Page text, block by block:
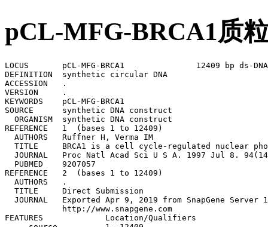
pCL-MFG-BRCA1质
LOCUS       pCL-MFG-BRCA1               12409 bp ds-DNA     circular SYN 09-APR-2019
DEFINITION  synthetic circular DNA
ACCESSION   .
VERSION     .
KEYWORDS    pCL-MFG-BRCA1
SOURCE      synthetic DNA construct
  ORGANISM  synthetic DNA construct
REFERENCE   1  (bases 1 to 12409)
  AUTHORS   Ruffner H, Verma IM
  TITLE     BRCA1 is a cell cycle-regulated nuclear phosphoprotein.
  JOURNAL   Proc Natl Acad Sci U S A. 1997 Jul 8. 94(14):7138-43.
  PUBMED    9207057
REFERENCE   2  (bases 1 to 12409)
  AUTHORS   .
  TITLE     Direct Submission
  JOURNAL   Exported Apr 9, 2019 from SnapGene Server 1.1.58
            http://www.snapgene.com
FEATURES             Location/Qualifiers
     source          1..12409
                     /organism="synthetic DNA construct"
                     /mol_type="other DNA"
     enhancer        1..380
                     /label=CMV enhancer
                     /note="human cytomegalovirus immediate early enhancer"
     promoter        381..584
                     /label=CMV promoter
                     /note="human cytomegalovirus (CMV) immediate early 
                     promoter"
     primer_bind     535..555
                     /label=CMV-F
                     /note="Human CMV immediate early promoter, forward primer"
     misc_feature    823..1180
                     /label=MMLV Psi
                     /note="packaging signal of Moloney murine leukemia virus 
                     (MMLV)"
     CDS             1245..1661
                     /label=gag (truncated)
                     /note="truncated Moloney murine leukemia virus (MMLV) gag 
                     gene lacking the start codon"
     primer_bind     1591..1613
                     /label=pLXSN 5'
                     /note="Murine stem cell virus, forward primer. Also called 
                     MSCV"
     primer_bind     1629..1645
                     /label=pBABE 5'
                     /note="Psi packaging signal, forward primer for pBABE 
                     vectors"
     misc_feature    1671..2045
                     /label=pol region
                     /note="Moloney murine leukemia virus (MMLV) pol region 
                     containing the splice acceptor site"
     primer_bind     1983..1999
                     /label=pBMN 5'
                     /note="MMLV sequence, for inserts in pBMN retroviral 
                     vector"
     LTR             7889..8482
                     /note="long terminal repeat from Moloney murine leukemia 
                     virus"
     intron          8827..8892
                     /label=small t intron
                     /note="SV40 (simian virus 40) small t antigen intron"
     CDS             9022..9042
                     /codon_start=1
                     /product="nuclear localization signal of SV40 (simian virus
                     40) large T antigen"
                     /label=SV40 NLS
                     /translation="PKKKRKV"
     polyA_signal    9314..9448
                     /label=SV40 poly(A) signal
                     /note="SV40 polyadenylation signal"
     primer_bind     complement(9351..9370)
                     /label=SV40pA-R
                     /note="SV40 polyA, reverse primer"
     primer_bind     9405..9424
                     /label=EBV-rev
                     /note="SV40 polyA terminator, reverse primer"
     rep_origin      9906..10040
                     /label=SV40 ori
                     /note="SV40 origin of replication"
     primer_bind     9968..9987
                     /label=SV40pro-F
                     /note="SV40 promoter/origin, forward primer"
     primer_bind     complement(10105..10122)
                     /label=L4440
                     /note="L4440 vector, forward primer"
     rep_origin      complement(10276..10864)
                     /direction=LEFT
                     /label=ori
                     /note="high-copy-number ColE1/pMB1/pBR322/pUC origin of 
                     replication"
     primer_bind     complement(10356..10375)
                     /label=pBR322ori-F
                     /note="pBR322 origin, forward primer"
     CDS             complement(11035..11895)
                     /codon_start=1
                     /gene="bla"
                     /product="beta-lactamase"
                     /label=AmpR
                     /note="confers resistance to ampicillin, carbenicillin, and
                     related antibiotics"
                     /translation="MSIQHFRVALIPFFAAFCLPVFAHPETLVKVKDAEDQLGARVGYI
                     ELDLNSGKILESFRPEERFPMMSTFKVLLCGAVLSRIDAGQEQLGRRIHYSQNDLVEYS
                     PVTEKHLTDGMTVRELCSAAITMSDNTAANLLLTTIGGPKELTAFLHNMGDHVTRLDRW
                     EPELNEAIPNDERDTTMPAAMATTLRKLLTGELLTLASRQQLIDWMEADKVAGPLLRSA
                     LPAGWFIADKSGAGERGSRGIIAALGPDGKPSRIVVIYTTGSQATMDERNRQIAEIGAS
                     LIKHW"
     primer_bind     11658..11677
                     /label=Amp-R
                     /note="Ampicillin resistance gene, reverse primer"
     promoter        complement(11896..12000)
                     /gene="bla"
                     /label=AmpR promoter
     primer_bind     12068..12086
                     /label=pBRforEco
                     /note="pBR322 vectors, upsteam of EcoRI site, forward 
                     primer"
     primer_bind     12246..12265
                     /label=pRS-marker
                     /note="pRS vectors, use to sequence yeast selectable 
                     marker"
ORIGIN
        1 gacattgatt attgactagt tattaatagt aatcaattac ggggtcatta gttcatagcc
       61 catatatgga gttccgcgtt acataactta cggtaaatgg cccgcctggc tgaccgccca
      121 acgacccccg cccattgacg tcaataatga cgtatgttcc catagtaacg ccaataggga
      181 ctttccattg acgtcaatgg gtggagtatt tacggtaaac tgcccacttg gcagtacatc
      241 aagtgtatca tatgccaagt acgcccccta ttgacgtcaa tgacggtaaa tggcccgcct
      301 ggcattatgc ccagtacatg accttatggg actttcctac ttggcagtac atctacgtat
      361 tagtcatcgc tattaccatg gtgatgcggt tttggcagta catcaatggg cgtggatagc
      421 ggtttgactc acggggattt ccaagtctcc accccattga cgtcaatggg agtttgtttt
      481 ggcaccaaaa tcaacgggac tttccaaaat gtcgtaacaa ctccgcccca ttgacgcaaa
      541 tgggcggtag gcgtgtacgg tgggaggtct atataagcag agctcaataa aagagcccac
      601 aacccctcac tcggcgcgcc agtcctccga ttgactgagt cgcccgggta cccgtgtatc
      661 caataaaccc tcttgcagtt gcatccgact tgtggtctcg ctgttccttg ggagggtctc
      721 ctctgagtga ttgactaccc gtcagcgggg gtctttcatt tgggggctcg tccgggatcg
      781 ggagacccct gcccagggac caccgaccca ccaccgggag gtaagctggc cagcaactta
      841